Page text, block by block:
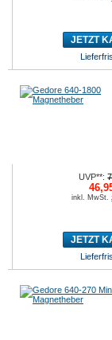
JETZT
UVP**:
inkl. MwSt.
JETZT